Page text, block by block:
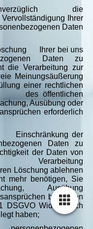
unverzüglich die
Ihrer
Daten
Ihrer bei uns
Daten zu
Verarbeitung zur
Meinungsäußerung
einer rechtlichen
des öffentlichen
Ausübung oder
erforderlich
Einschränkung der
Daten zu
der Daten von
die Verarbeitung
Löschung ablehnen
benötigen, Sie
Ausübung
benötigen
Widerspruch
haben;